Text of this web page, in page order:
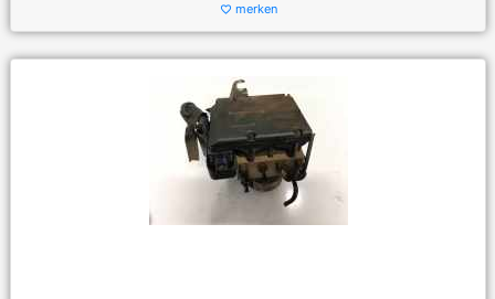
favorite_border merken